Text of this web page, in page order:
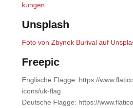
kun­gen
Uns­plash
Foto von Zbynek Buri­valauf
Free­pic
Eng­li­sche Flag­ge: https://
icons/uk-flag
Deut­sche Flag­ge: https://